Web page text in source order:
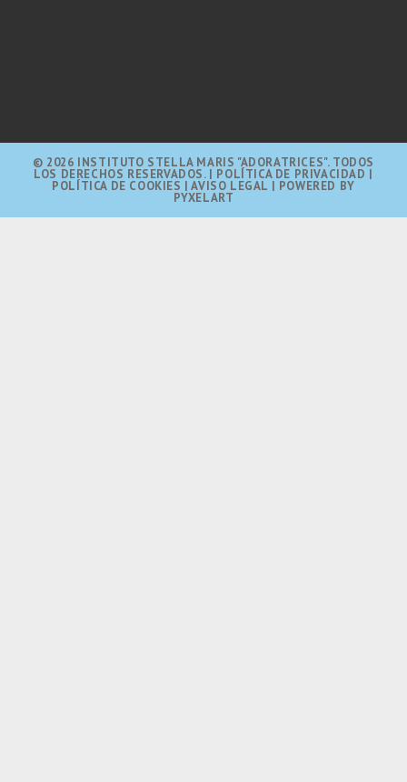
© 2026 INSTITUTO STELLA MARIS "ADORATRICES". TODOS
LOS DERECHOS RESERVADOS. | POLÍTICA DE PRIVACIDAD |
POLÍTICA DE COOKIES |AVISO LEGAL | POWERED BY
PYXELART